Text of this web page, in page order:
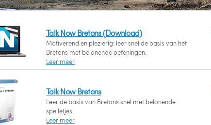
Talk Now Bretons (Download)
Motiverend en plezierig: leer snel de basis van het
Bretons met belonende oefeningen.
Leer meer
Talk Now Bretons
Leer de basis van Bretons snel met belonende
spelletjes.
Leer meer